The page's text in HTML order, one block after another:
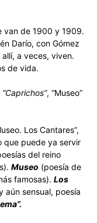
van de 1900 y 1909.
Darío, con Gómez
a veces, viven.
de vida.
“Caprichos”, “Museo”
Los Cantares”,
que puede ya servir
del reino
Museo (poesía de
famosas). Los
aún sensual, poesía